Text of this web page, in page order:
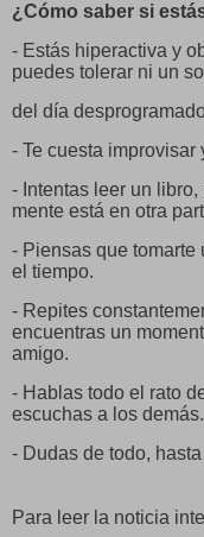
¿Cómo saber si
- Estás hiperactiva y
puedes tolerar ni un
del día
- Te cuesta improvisar
- Intentas leer un
mente está en otra
- Piensas que tomarte
el tiempo.
- Repites
encuentras un
amigo.
- Hablas todo el rato
escuchas a los demás.
- Dudas de todo,
Para leer la noticia